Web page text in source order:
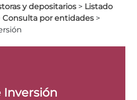
y depositarios > Listado
Consulta por entidades >
Inversión